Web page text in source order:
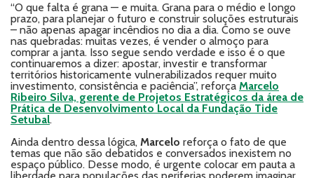
“O que falta é grana — e muita. Grana para o médio e longo
prazo, para planejar o futuro e construir soluções estruturais
– não apenas apagar incêndios no dia a dia. Como se ouve
nas quebradas: muitas vezes, é vender o almoço para
comprar a janta. Isso segue sendo verdade e isso é o que
continuaremos a dizer: apostar, investir e transformar
territórios historicamente vulnerabilizados requer muito
investimento, consistência e paciência”, reforça Marcelo
Ribeiro Silva, gerente de Projetos Estratégicos da área de
Prática de Desenvolvimento Local da Fundação Tide
Setubal.
Ainda dentro dessa lógica, Marcelo reforça o fato de que
temas que não são debatidos e conversados inexistem no
espaço público. Desse modo, é urgente colocar em pauta a